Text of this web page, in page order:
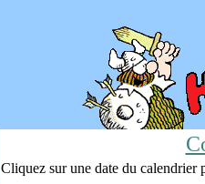
Cliquez sur une date du